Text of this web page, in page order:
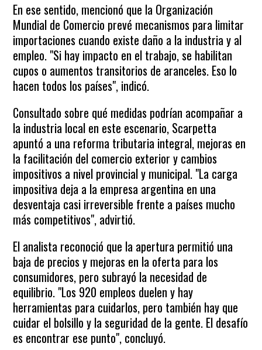
En ese sentido, mencionó que la Organización
Mundial de Comercio prevé mecanismos para limitar
importaciones cuando existe daño a la industria y al
empleo. "Si hay impacto en el trabajo, se habilitan
cupos o aumentos transitorios de aranceles. Eso lo
hacen todos los países", indicó.
Consultado sobre qué medidas podrían acompañar a
la industria local en este escenario, Scarpetta
apuntó a una reforma tributaria integral, mejoras en
la facilitación del comercio exterior y cambios
impositivos a nivel provincial y municipal. "La carga
impositiva deja a la empresa argentina en una
desventaja casi irreversible frente a países mucho
más competitivos", advirtió.
El analista reconoció que la apertura permitió una
baja de precios y mejoras en la oferta para los
consumidores, pero subrayó la necesidad de
equilibrio. "Los 920 empleos duelen y hay
herramientas para cuidarlos, pero también hay que
cuidar el bolsillo y la seguridad de la gente. El desafío
es encontrar ese punto", concluyó.